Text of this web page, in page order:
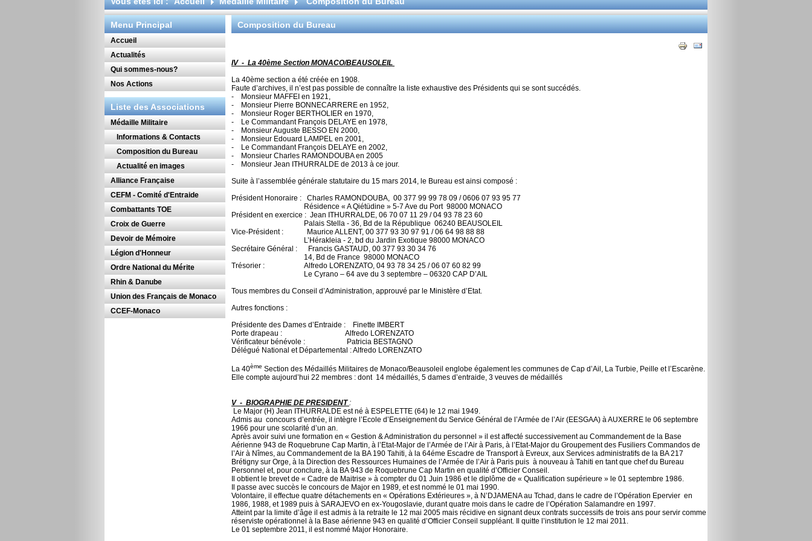
Menu Principal
Accueil
Actualités
Qui sommes-nous?
Nos Actions
Liste des Associations
Médaille Militaire
Informations & Contacts
Composition du Bureau
Actualité en images
Alliance Française
CEFM - Comité d'Entraide
Combattants TOE
Croix de Guerre
Devoir de Mémoire
Légion d'Honneur
Ordre National du Mérite
Rhin & Danube
Union des Français de Monaco
CCEF-Monaco
Composition du Bureau
IV - La 40ème Section MONACO/BEAUSOLEIL
La 40ème section a été créée en 1908.
Faute d’archives, il n’est pas possible de connaître la liste exhaustive des Présidents qui se sont succédés.
- Monsieur MAFFEI en 1921,
- Monsieur Pierre BONNECARRERE en 1952,
- Monsieur Roger BERTHOLIER en 1970,
- Le Commandant François DELAYE en 1978,
- Monsieur Auguste BESSO EN 2000,
- Monsieur Edouard LAMPEL en 2001,
- Le Commandant François DELAYE en 2002,
- Monsieur Charles RAMONDOUBA en 2005
- Monsieur Jean ITHURRALDE de 2013 à ce jour.
Suite à l’assemblée générale statutaire du 15 mars 2014, le Bureau est ainsi composé :
Président Honoraire : Charles RAMONDOUBA, 00 377 99 99 78 09 / 0606 07 93 95 77
Résidence « A Qiétüdine » 5-7 Ave du Port 98000 MONACO
Président en exercice : Jean ITHURRALDE, 06 70 07 11 29 / 04 93 78 23 60
Palais Stella - 36, Bd de la République 06240 BEAUSOLEIL
Vice-Président : Maurice ALLENT, 00 377 93 30 97 91 / 06 64 98 88 88
L’Hérakleia - 2, bd du Jardin Exotique 98000 MONACO
Secrétaire Général : Francis GASTAUD, 00 377 93 30 34 76
14, Bd de France 98000 MONACO
Trésorier : Alfredo LORENZATO, 04 93 78 34 25 / 06 07 60 82 99
Le Cyrano – 64 ave du 3 septembre – 06320 CAP D’AIL
Tous membres du Conseil d’Administration, approuvé par le Ministère d’Etat.
Autres fonctions :
Présidente des Dames d’Entraide : Finette IMBERT
Porte drapeau : Alfredo LORENZATO
Vérificateur bénévole : Patricia BESTAGNO
Délégué National et Départemental : Alfredo LORENZATO
La 40ème Section des Médaillés Militaires de Monaco/Beausoleil englobe également les communes de Cap d’Ail, La Turbie, Peille et l’Escarène.
Elle compte aujourd’hui 22 membres : dont 14 médaillés, 5 dames d’entraide, 3 veuves de médaillés
V - BIOGRAPHIE DE PRESIDENT:
Le Major (H) Jean ITHURRALDE est né à ESPELETTE (64) le 12 mai 1949.
Admis au concours d’entrée, il intègre l’Ecole d’Enseignement du Service Général de l’Armée de l’Air (EESGAA) à AUXERRE le 06 septembre
1966 pour une scolarité d’un an.
Après avoir suivi une formation en « Gestion & Administration du personnel » il est affecté successivement au Commandement de la Base
Aérienne 943 de Roquebrune Cap Martin, à l’Etat-Major de l’Armée de l’Air à Paris, à l’Etat-Major du Groupement des Fusiliers Commandos de
l’Air à Nîmes, au Commandement de la BA 190 Tahiti, à la 64éme Escadre de Transport à Evreux, aux Services administratifs de la BA 217
Brétigny sur Orge, à la Direction des Ressources Humaines de l’Armée de l’Air à Paris puis à nouveau à Tahiti en tant que chef du Bureau
Personnel et, pour conclure, à la BA 943 de Roquebrune Cap Martin en qualité d’Officier Conseil.
Il obtient le brevet de « Cadre de Maitrise » à compter du 01 Juin 1986 et le diplôme de « Qualification supérieure » le 01 septembre 1986.
Il passe avec succès le concours de Major en 1989, et est nommé le 01 mai 1990.
Volontaire, il effectue quatre détachements en « Opérations Extérieures », à N’DJAMENA au Tchad, dans le cadre de l’Opération Epervier en
1986, 1988, et 1989 puis à SARAJEVO en ex-Yougoslavie, durant quatre mois dans le cadre de l’Opération Salamandre en 1997.
Atteint par la limite d’âge il est admis à la retraite le 12 mai 2005 mais récidive en signant deux contrats successifs de trois ans pour servir comme
réserviste opérationnel à la Base aérienne 943 en qualité d’Officier Conseil suppléant. Il quitte l’institution le 12 mai 2011.
Le 01 septembre 2011, il est nommé Major Honoraire.